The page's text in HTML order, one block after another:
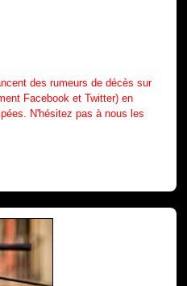
des rumeurs de décès sur
Facebook et Twitter) en
N'hésitez pas à nous les